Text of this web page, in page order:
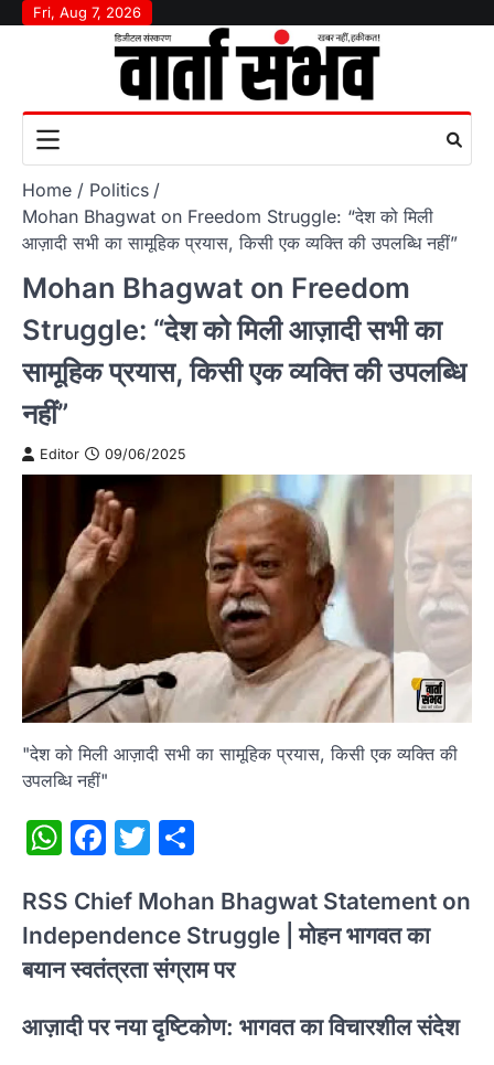
SkipFri, Aug 7, 2026
Home
Politics
Mohan Bhagwat on Freedom Struggle: “देश को मिली
आज़ादी सभी का सामूहिक प्रयास, किसी एक व्यक्ति की उपलब्धि नहीं”
Mohan Bhagwat on Freedom
Struggle: “देश को मिली आज़ादी सभी का
सामूहिक प्रयास, किसी एक व्यक्ति की उपलब्धि
नहीं”
Editor 09/06/2025
"देश को मिली आज़ादी सभी का सामूहिक प्रयास, किसी एक व्यक्ति की
उपलब्धि नहीं"
WhatsApp
Facebook
Twitter
RSS Chief Mohan Bhagwat Statement on
Independence Struggle | मोहन भागवत का
बयान स्वतंत्रता संग्राम पर
आज़ादी पर नया दृष्टिकोण: भागवत का विचारशील संदेश